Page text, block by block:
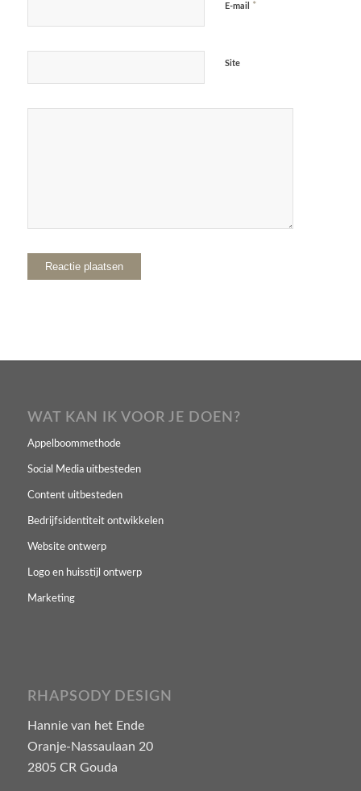
E-mail *
Site
WAT KAN IK VOOR JE DOEN?
Appelboommethode
Social Media uitbesteden
Content uitbesteden
Bedrijfsidentiteit ontwikkelen
Website ontwerp
Logo en huisstijl ontwerp
Marketing
RHAPSODY DESIGN
Hannie van het Ende
Oranje-Nassaulaan 20
2805 CR Gouda